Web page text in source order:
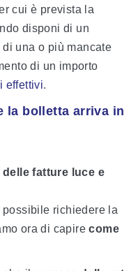
cui è prevista la
disponi di un
una o più mancate
di un importo
effettivi.
la bolletta arriva in
fatture luce e
richiedere la
ora di capirecome